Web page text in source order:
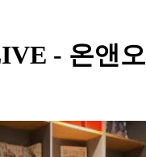
- 온앤